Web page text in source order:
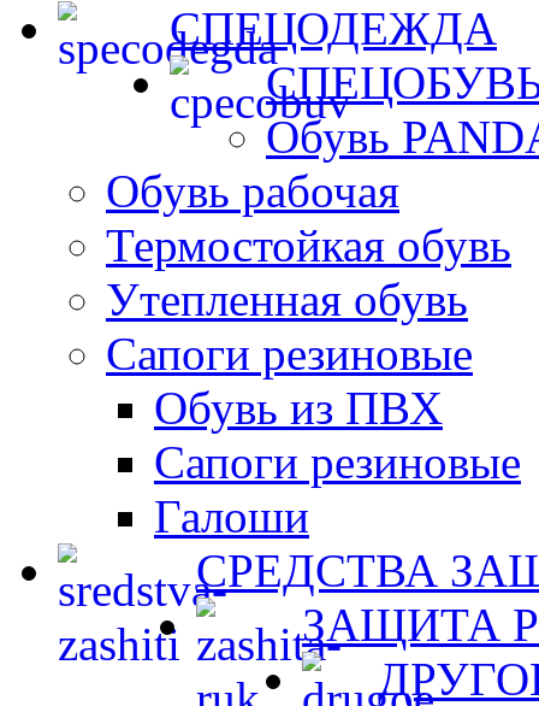
СПЕЦОДЕЖДА
Обувь
Обувь рабочая
Термостойкая обувь
Утепленная обувь
Сапоги резиновые
Обувь из ПВХ
Сапоги резиновые
Галоши
СРЕДСТВА
ЗАЩИТА